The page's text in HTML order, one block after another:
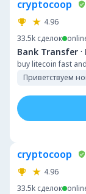
cryptocoop
4.96
33.5k сделок
Bank Transfer ·
buy litecoin fast
Приветствуем
cryptocoop
4.96
33.5k сделок